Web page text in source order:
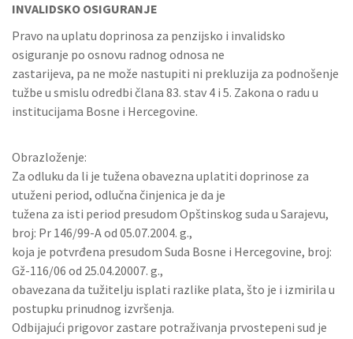
INVALIDSKO OSIGURANJE
Pravo na uplatu doprinosa za penzijsko i invalidsko
osiguranje po osnovu radnog odnosa ne
zastarijeva, pa ne može nastupiti ni prekluzija za podnošenje
tužbe u smislu odredbi člana 83. stav 4 i 5. Zakona o radu u
institucijama Bosne i Hercegovine.
Obrazloženje:
Za odluku da li je tužena obavezna uplatiti doprinose za
utuženi period, odlučna činjenica je da je
tužena za isti period presudom Opštinskog suda u Sarajevu,
broj: Pr 146/99-A od 05.07.2004. g.,
koja je potvrđena presudom Suda Bosne i Hercegovine, broj:
Gž-116/06 od 25.04.20007. g.,
obavezana da tužitelju isplati razlike plata, što je i izmirila u
postupku prinudnog izvršenja.
Odbijajući prigovor zastare potraživanja prvostepeni sud je